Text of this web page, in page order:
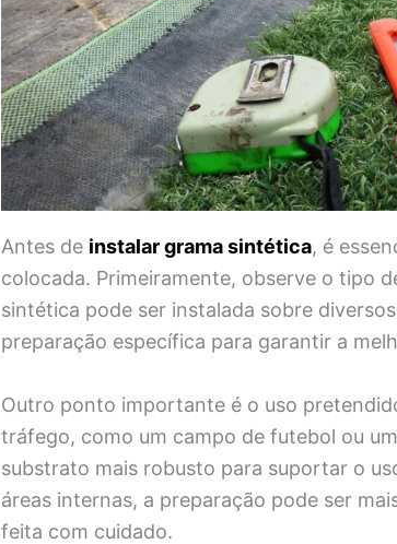
Antes de instalar grama sintética, é
colocada. Primeiramente, observe o tipo
sintética pode ser instalada sobre
preparação específica para garantir a
Outro ponto importante é o uso
tráfego, como um campo de futebol ou
substrato mais robusto para suportar o
áreas internas, a preparação pode ser
feita com cuidado.